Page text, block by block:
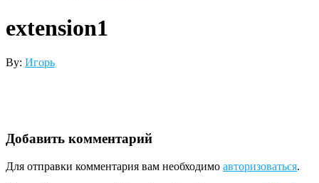
extension1
By: Игорь
Добавить комментарий
Для отправки комментария вам необходимо авторизоваться.